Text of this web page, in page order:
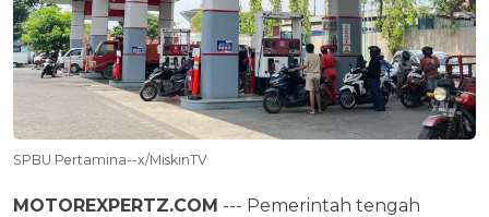
SPBU Pertamina--x/MiskinTV
MOTOREXPERTZ.COM --- Pemerintah tengah